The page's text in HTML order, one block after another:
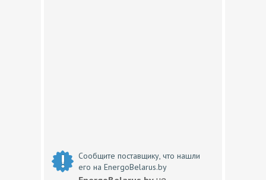
Сообщите поставщику, что нашли
его на EnergoBelarus.by